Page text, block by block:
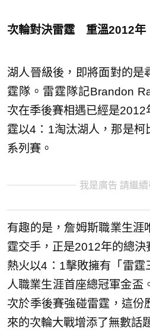
次輪對決雷霆 重溫2012年
湖人晉級後，即將面對的是
霆隊。雷霆隊記Brandon
次在季後賽相遇已經是
霆以4：1淘汰湖人，那是柯
系列賽。
我是廣告 請繼
有趣的是，詹姆斯職業生涯
霆交手，正是2012年的總
熱火以4：1擊敗擁有「雷霆
人職業生涯首座總冠軍金盃
次於季後賽強碰雷霆，這份
來的次輪大戰增添了無數話